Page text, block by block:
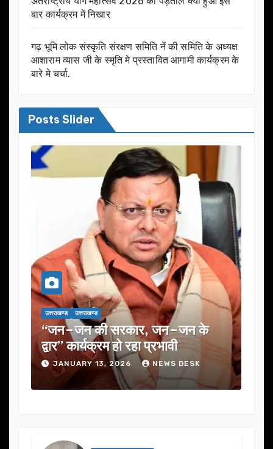
बार कार्यक्रम में निखार
गढ़ भूमि लोक संस्कृति संरक्षण समिति नें की समिति के अध्यक्ष
आशाराम व्यास जी के स्मृति मे प्रस्तावित आगामी कार्यक्रम के
बारे मे चर्चा.
Posts Slider
उत्तराखण्ड उत्तराखण्ड
“जन–जन की सरकार, जन–जन के
द्वार” कार्यक्रम हो रहा प्रभावी
JANUARY 13, 2026 NEWS DESK